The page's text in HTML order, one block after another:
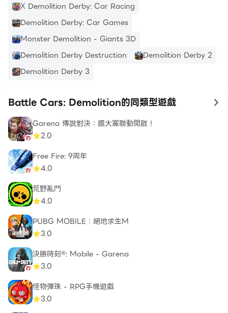
X Demolition Derby: Car Racing
Demolition Derby: Car Games
Monster Demolition - Giants 3D
Demolition Derby Destruction
Demolition Derby 2
Demolition Derby 3
Battle Cars: Demolition的同類型遊戲 to
Garena 傳說對決：膽大黨聯動開啟！
2.0
Free Fire: 9周年
4.0
荒野亂鬥
4.0
PUBG MOBILE：絕地求生M
3.0
決勝時刻®: Mobile - Garena
3.0
怪物彈珠 - RPG手機遊戲
3.0